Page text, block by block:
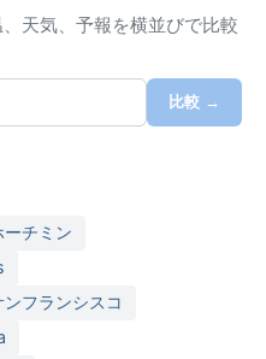
天気、予報を横並びで比較
比較 →
チミン
フランシスコ